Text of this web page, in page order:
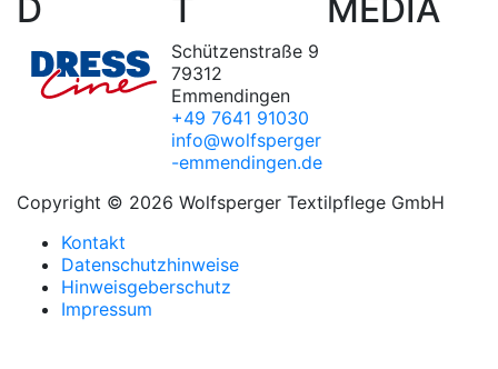
D
T
Schützenstraße 9
79312
Emmendingen
+49 7641 91030
info@wolfsperger
-emmendingen.de
MEDIA
Copyright © 2026 Wolfsperger Textilpflege GmbH
Kontakt
Datenschutzhinweise
Hinweisgeberschutz
Impressum